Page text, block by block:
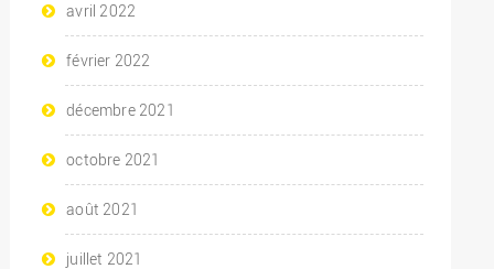
avril 2022
février 2022
décembre 2021
octobre 2021
août 2021
juillet 2021